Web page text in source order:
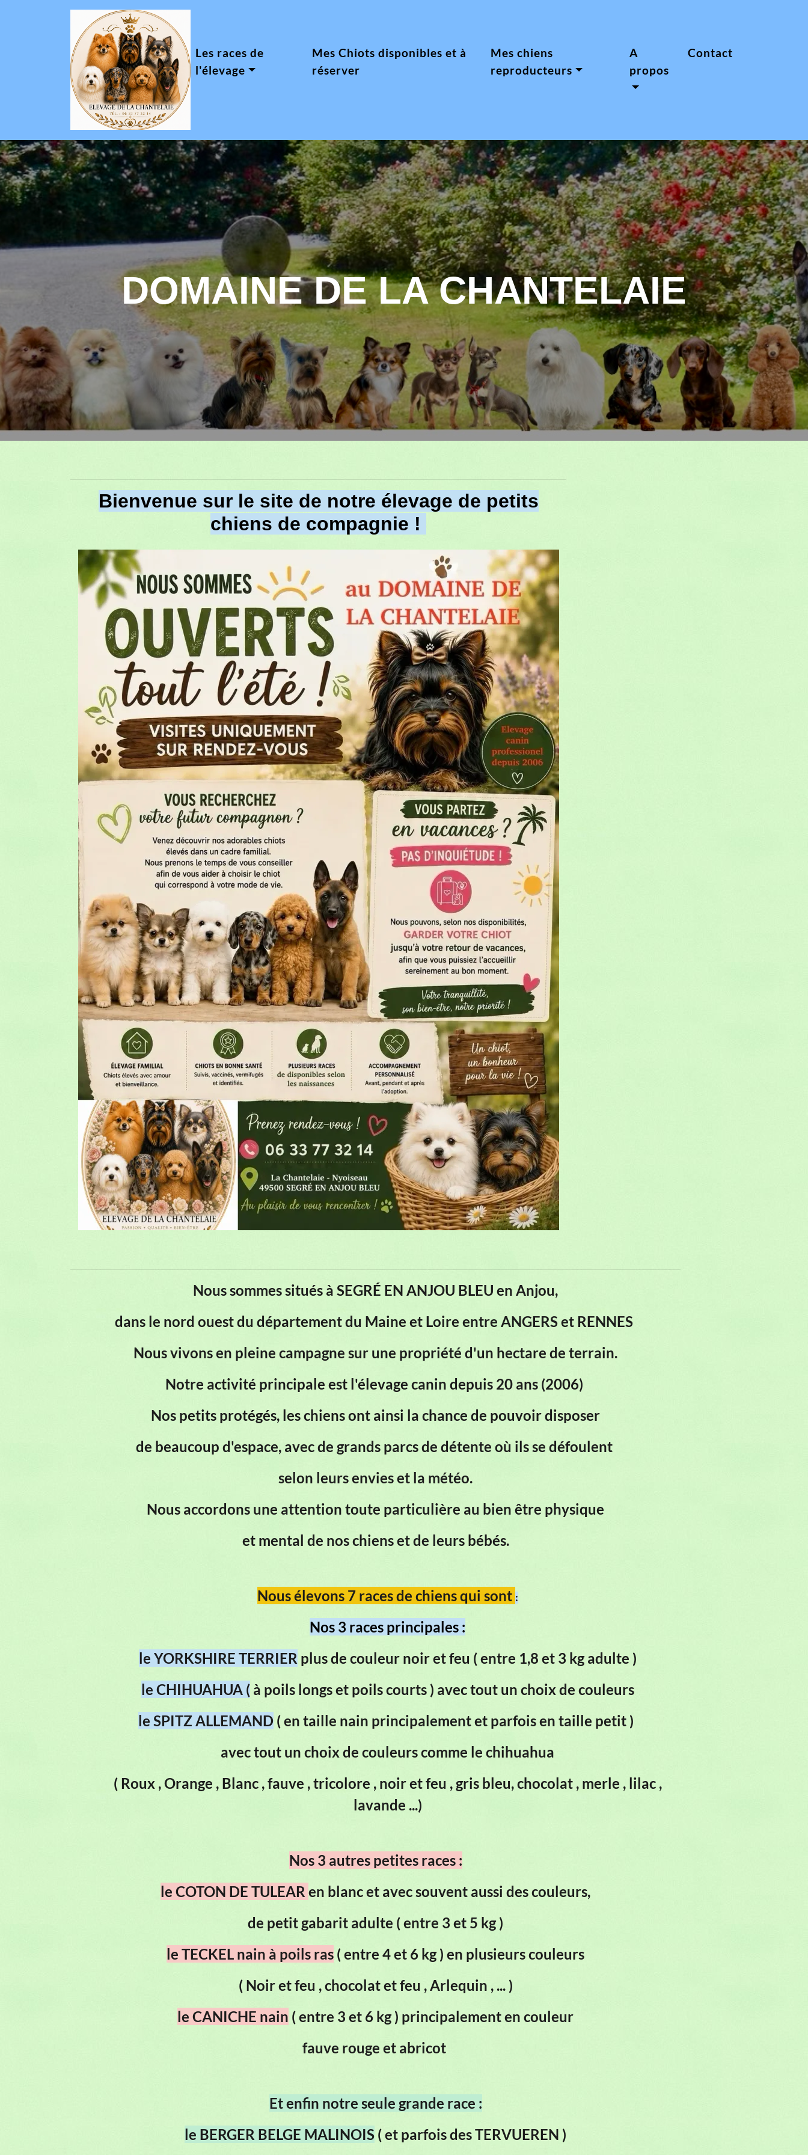
Les races de
l'élevage
Mes Chiots disponibles et à
réserver
Mes chiens
reproducteurs
A
propos
Contact
DOMAINE DE LA CHANTELAIE
Bienvenue sur le site de notre élevage de petits
chiens de compagnie !
Nous sommes situés à SEGRÉ EN ANJOU BLEU en Anjou,
dans le nord ouest du département du Maine et Loire entre ANGERS et RENNES
Nous vivons en pleine campagne sur une propriété d'un hectare de terrain.
Notre activité principale est l'élevage canin depuis 20 ans (2006)
Nos petits protégés, les chiens ont ainsi la chance de pouvoir disposer
de beaucoup d'espace, avec de grands parcs de détente où ils se défoulent
selon leurs envies et la météo.
Nous accordons une attention toute particulière au bien être physique
et mental de nos chiens et de leurs bébés.
Nous élevons 7 races de chiensqui sont :
Nos 3 races principales :
le YORKSHIRE TERRIER plus de couleur noir et feu ( entre 1,8 et 3 kg adulte )
le CHIHUAHUA (à poils longs et poils courts ) avec tout un choix de couleurs
le SPITZ ALLEMAND ( en taille nain principalement et parfois en taille petit )
avec tout un choix de couleurs comme le chihuahua
( Roux , Orange , Blanc , fauve , tricolore , noir et feu , gris bleu, chocolat , merle , lilac ,
lavande ...)
Nos 3 autres petites races :
le COTON DE TULEAR en blanc et avec souvent aussi des couleurs,
de petit gabarit adulte ( entre 3 et 5 kg )
le TECKEL nain à poils ras ( entre 4 et 6 kg ) en plusieurs couleurs
( Noir et feu , chocolat et feu , Arlequin , ... )
le CANICHE nain ( entre 3 et 6 kg ) principalement en couleur
fauve rouge et abricot
Et enfin notre seule grande race :
le BERGER BELGE MALINOIS ( et parfois des TERVUEREN )